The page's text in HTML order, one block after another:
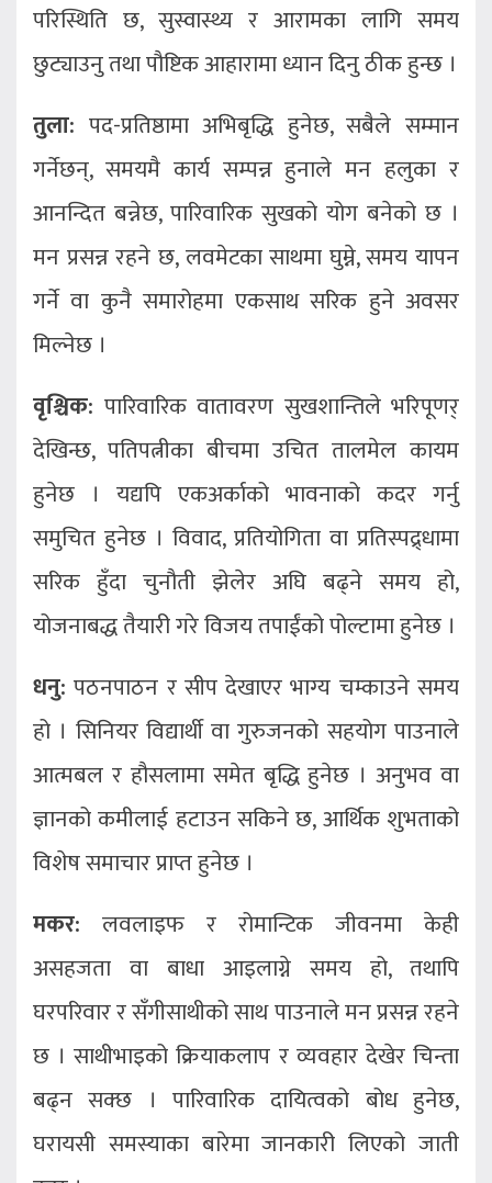
परिस्थिति छ, सुस्वास्थ्य र आरामका लागि समय
छुट्याउनु तथा पौष्टिक आहारामा ध्यान दिनु ठीक हुन्छ ।
तुला: पद-प्रतिष्ठामा अभिबृद्धि हुनेछ, सबैले सम्मान
गर्नेछन्, समयमै कार्य सम्पन्न हुनाले मन हलुका र
आनन्दित बन्नेछ, पारिवारिक सुखको योग बनेको छ ।
मन प्रसन्न रहने छ, लवमेटका साथमा घुम्ने, समय यापन
गर्ने वा कुनै समारोहमा एकसाथ सरिक हुने अवसर
मिल्नेछ ।
वृश्चिक: पारिवारिक वातावरण सुखशान्तिले भरिपूणर्
देखिन्छ, पतिपत्नीका बीचमा उचित तालमेल कायम
हुनेछ । यद्यपि एकअर्काको भावनाको कदर गर्नु
समुचित हुनेछ । विवाद, प्रतियोगिता वा प्रतिस्पद्र्धामा
सरिक हुँदा चुनौती झेलेर अघि बढ्ने समय हो,
योजनाबद्ध तैयारी गरे विजय तपाईंको पोल्टामा हुनेछ ।
धनु: पठनपाठन र सीप देखाएर भाग्य चम्काउने समय
हो । सिनियर विद्यार्थी वा गुरुजनको सहयोग पाउनाले
आत्मबल र हौसलामा समेत बृद्धि हुनेछ । अनुभव वा
ज्ञानको कमीलाई हटाउन सकिने छ, आर्थिक शुभताको
विशेष समाचार प्राप्त हुनेछ ।
मकर: लवलाइफ र रोमान्टिक जीवनमा केही
असहजता वा बाधा आइलाग्ने समय हो, तथापि
घरपरिवार र सँगीसाथीको साथ पाउनाले मन प्रसन्न रहने
छ । साथीभाइको क्रियाकलाप र व्यवहार देखेर चिन्ता
बढ्न सक्छ । पारिवारिक दायित्वको बोध हुनेछ,
घरायसी समस्याका बारेमा जानकारी लिएको जाती